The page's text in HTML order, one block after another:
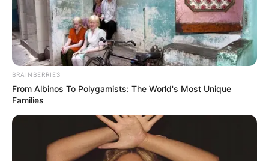
Voir leurs dernières vidéos.
L’accès au site est 100% gratuit, on vous sollicite s.v.p
pour nous soutenir avec un petit clic sur un des
boutons, merci à vous.
BRAINBERRIES
From Albinos To Polygamists: The World's Most Unique
Families